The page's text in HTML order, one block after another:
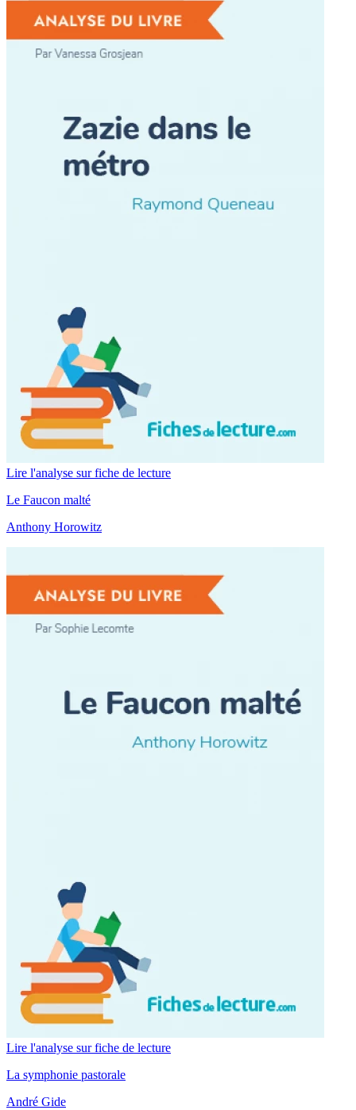
Lire l'analyse sur fiche de lecture
Le Faucon malté
Anthony Horowitz
Lire l'analyse sur fiche de lecture
La symphonie pastorale
André Gide